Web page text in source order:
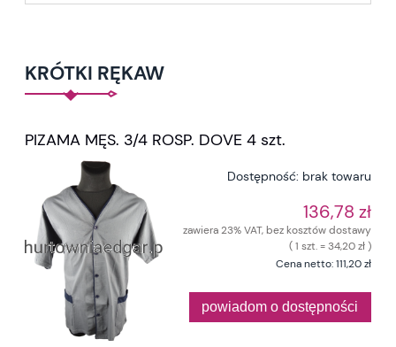
KRÓTKI RĘKAW
PIZAMA MĘS. 3/4 ROSP. DOVE 4 szt.
Dostępność: brak towaru
136,78 zł
zawiera 23% VAT, bez kosztów dostawy
( 1 szt. = 34,20 zł )
Cena netto:111,20 zł
powiadom o dostępności